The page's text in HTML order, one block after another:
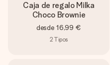
Caja de regalo Milka
Choco Brownie
desde 16,99 €
2 Tipos